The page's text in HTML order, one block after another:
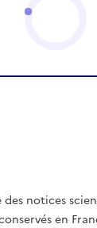
notices
en